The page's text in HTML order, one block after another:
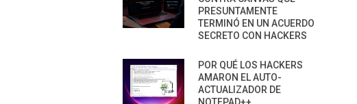
PRESUNTAMENTE
TERMINÓ EN UN ACUERDO
SECRETO CON HACKERS
POR QUÉ LOS HACKERS
AMARON EL AUTO-
ACTUALIZADOR DE